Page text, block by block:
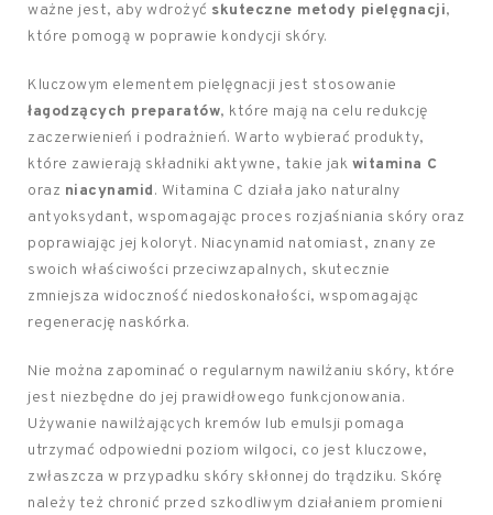
ważne jest, aby wdrożyć skuteczne metody pielęgnacji,
które pomogą w poprawie kondycji skóry.
Kluczowym elementem pielęgnacji jest stosowanie
łagodzących preparatów, które mają na celu redukcję
zaczerwienień i podrażnień. Warto wybierać produkty,
które zawierają składniki aktywne, takie jak witamina C
oraz niacynamid. Witamina C działa jako naturalny
antyoksydant, wspomagając proces rozjaśniania skóry oraz
poprawiając jej koloryt. Niacynamid natomiast, znany ze
swoich właściwości przeciwzapalnych, skutecznie
zmniejsza widoczność niedoskonałości, wspomagając
regenerację naskórka.
Nie można zapominać o regularnym nawilżaniu skóry, które
jest niezbędne do jej prawidłowego funkcjonowania.
Używanie nawilżających kremów lub emulsji pomaga
utrzymać odpowiedni poziom wilgoci, co jest kluczowe,
zwłaszcza w przypadku skóry skłonnej do trądziku. Skórę
należy też chronić przed szkodliwym działaniem promieni